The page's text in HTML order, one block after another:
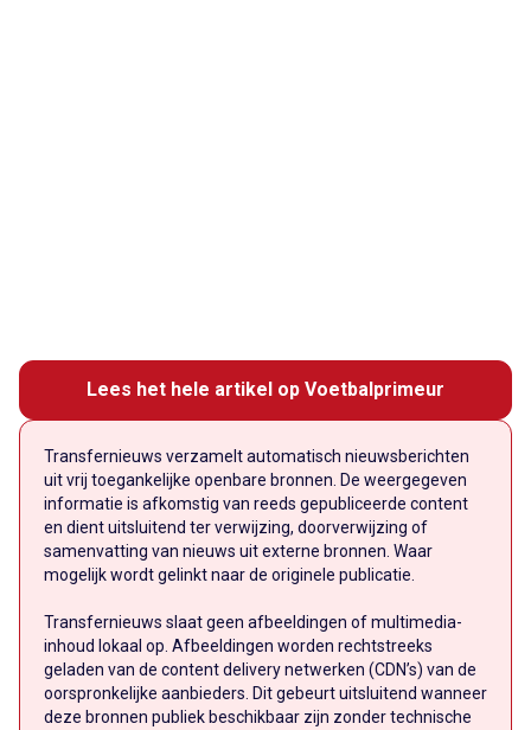
Lees het hele artikel op Voetbalprimeur
Transfernieuws verzamelt automatisch nieuwsberichten
uit vrij toegankelijke openbare bronnen. De weergegeven
informatie is afkomstig van reeds gepubliceerde content
en dient uitsluitend ter verwijzing, doorverwijzing of
samenvatting van nieuws uit externe bronnen. Waar
mogelijk wordt gelinkt naar de originele publicatie.
Transfernieuws slaat geen afbeeldingen of multimedia-
inhoud lokaal op. Afbeeldingen worden rechtstreeks
geladen van de content delivery netwerken (CDN’s) van de
oorspronkelijke aanbieders. Dit gebeurt uitsluitend wanneer
deze bronnen publiek beschikbaar zijn zonder technische